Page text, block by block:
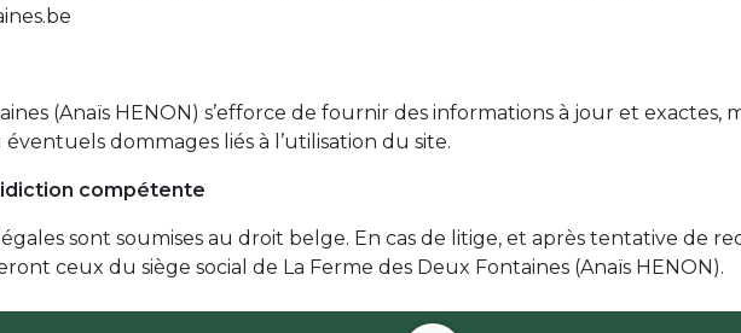
(Anaïs HENON) s’efforce de fournir des informations à jour et exactes,
dommages liés à l’utilisation du site.
compétente
sont soumises au droit belge. En cas de litige, et après tentative de
ceux du siège social de La Ferme des Deux Fontaines (Anaïs HENON).